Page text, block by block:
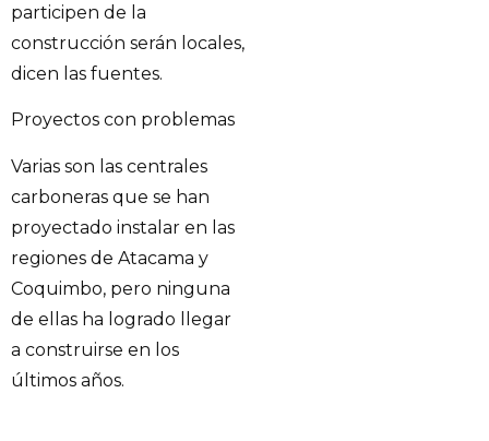
participen de la
construcción serán locales,
dicen las fuentes.
Proyectos con problemas
Varias son las centrales
carboneras que se han
proyectado instalar en las
regiones de Atacama y
Coquimbo, pero ninguna
de ellas ha logrado llegar
a construirse en los
últimos años.